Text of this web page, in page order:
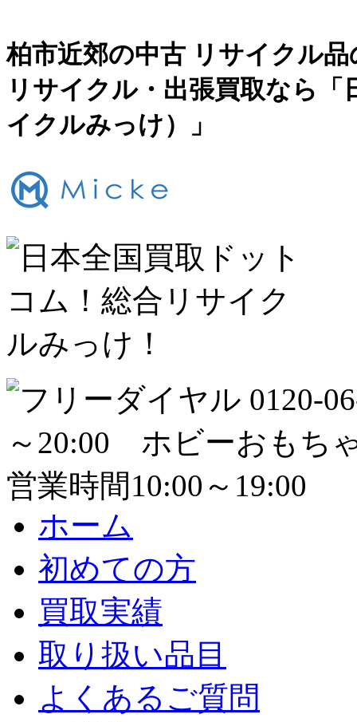
柏市近郊の中古 リサイクル
リサイクル・出張買取なら
イクルみっけ）」
ホーム
初めての方
買取実績
取り扱い品目
よくあるご質問